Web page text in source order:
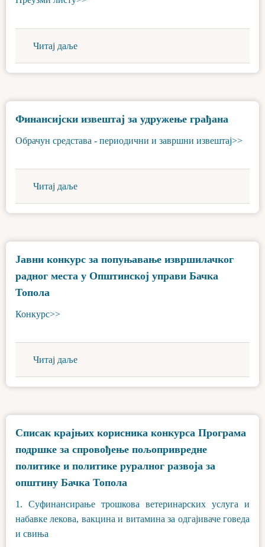
Читај даље
Финансијски извештај за удружење грађана
Обрачун средстава - периодични и завршни извештај>>
Читај даље
Јавни конкурс за попуњавање извршилачког
радног места у Општинској управи Бачка
Топола
Конкурс>>
Читај даље
Списак крајњих корисника конкурса Програма
подршке за спровођење пољопривредне
политике и политике руралног развоја за
општину Бачка Топола
1. Суфинансирање трошкова ветеринарских услуга и
набавке лекова, вакцина и витамина за одгајиваче говеда
и свиња